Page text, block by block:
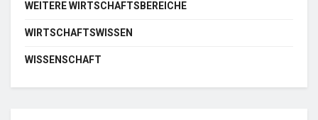
WEITERE WIRTSCHAFTSBEREICHE
WIRTSCHAFTSWISSEN
WISSENSCHAFT